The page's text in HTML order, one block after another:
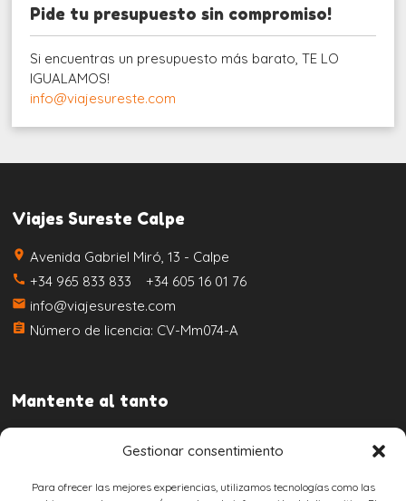
Gestionar consentimiento
Para ofrecer las mejores experiencias, utilizamos tecnologías como las
Pide tu presupuesto sin compromiso!
Si encuentras un presupuesto más barato, TE LO
IGUALAMOS!
info@viajesureste.com
Viajes Sureste Calpe
place Avenida Gabriel Miró, 13 - Calpe
call +34 965 833 833 +34 605 16 01 76
email info@viajesureste.com
assignment Número de licencia: CV-Mm074-A
Mantente al tanto